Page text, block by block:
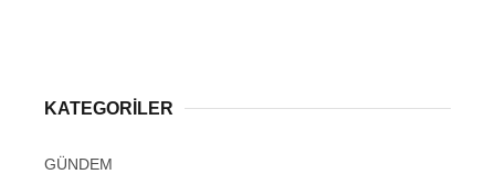
KATEGORİLER
GÜNDEM